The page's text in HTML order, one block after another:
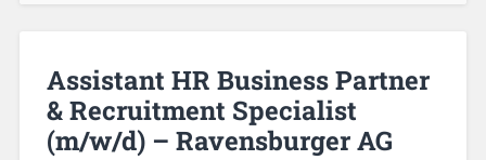
Assistant HR Business Partner
& Recruitment Specialist
(m/w/d) – Ravensburger AG